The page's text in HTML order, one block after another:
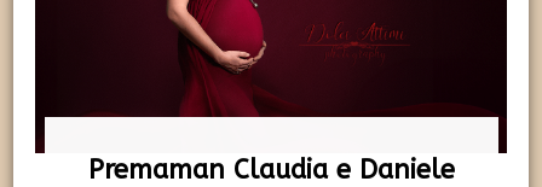
Premaman Claudia e Daniele